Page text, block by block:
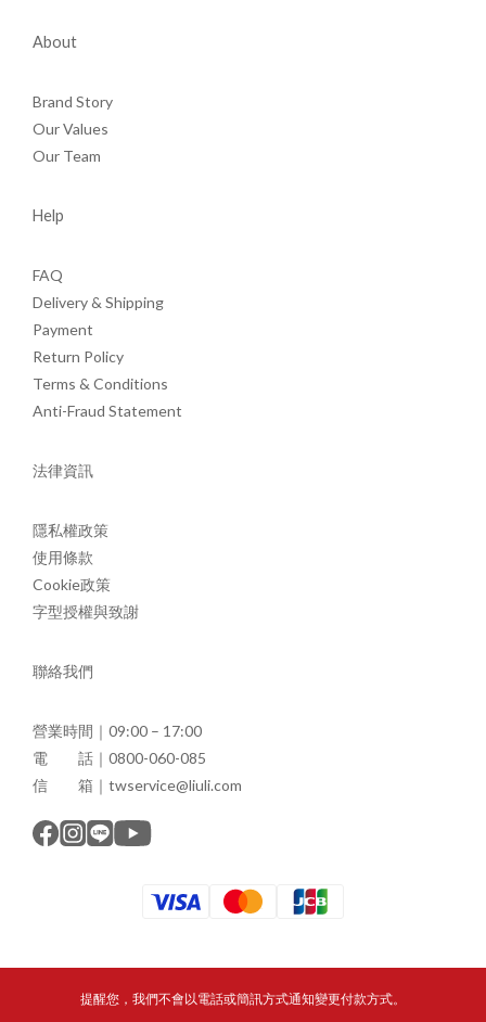
About
Brand Story
Our Values
Our Team
Help
FAQ
Delivery & Shipping
Payment
Return Policy
Terms & Conditions
Anti-Fraud Statement
法律資訊
隱私權政策
使用條款
Cookie政策
字型授權與致謝
聯絡我們
營業時間｜09:00 – 17:00
電 話｜0800-060-085
信 箱｜twservice@liuli.com
提醒您，我們不會以電話或簡訊方式通知變更付款方式。